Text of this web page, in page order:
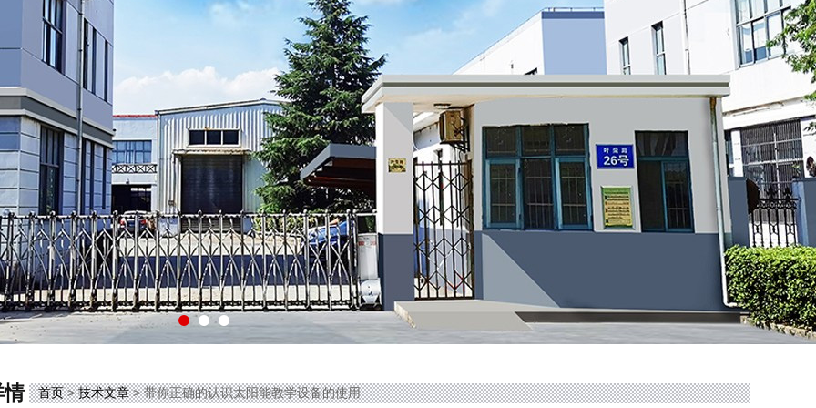
情 首页>技术文章> 带你正确的认识太阳能教学设备的使用